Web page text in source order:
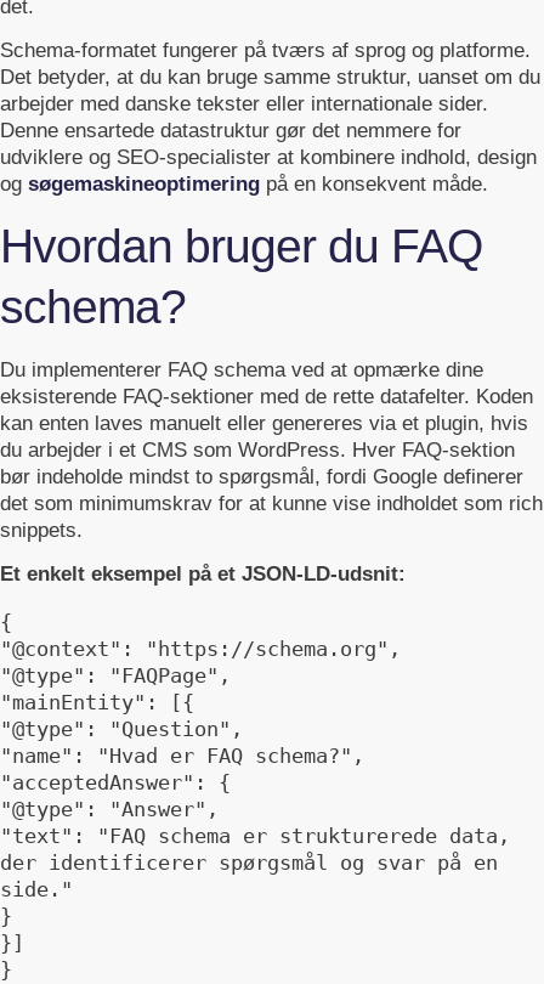
det.
Schema-formatet fungerer på tværs af sprog og platforme.
Det betyder, at du kan bruge samme struktur, uanset om du
arbejder med danske tekster eller internationale sider.
Denne ensartede datastruktur gør det nemmere for
udviklere og SEO-specialister at kombinere indhold, design
og søgemaskineoptimering på en konsekvent måde.
Hvordan bruger du FAQ
schema?
Du implementerer FAQ schema ved at opmærke dine
eksisterende FAQ-sektioner med de rette datafelter. Koden
kan enten laves manuelt eller genereres via et plugin, hvis
du arbejder i et CMS som WordPress. Hver FAQ-sektion
bør indeholde mindst to spørgsmål, fordi Google definerer
det som minimumskrav for at kunne vise indholdet som rich
snippets.
Et enkelt eksempel på et JSON-LD-udsnit:
{
"@context": "https://schema.org",
"@type": "FAQPage",
"mainEntity": [{
"@type": "Question",
"name": "Hvad er FAQ schema?",
"acceptedAnswer": {
"@type": "Answer",
"text": "FAQ schema er strukturerede data,
der identificerer spørgsmål og svar på en
side."
}
}]
}